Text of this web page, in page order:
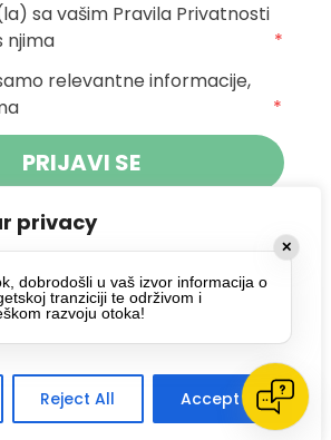
privacy
enhance your browsing experience,
ads or content, and analyze our
All", you consent to our use
Reject All Accept All
sa vašim Pravila Privatnosti
njima
*
relevantne informacije,
*
PRIJAVI SE
dajete suglasnost za
Pokreta Otoka te se
privatnosti.
MREŽE
✕
dobrodošli u vaš izvor informacija o
tranziciji te održivom i
razvoju otoka!